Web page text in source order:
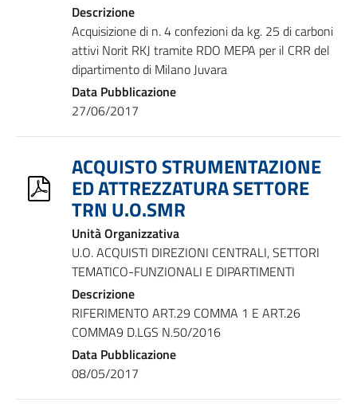
Descrizione
Acquisizione di n. 4 confezioni da kg. 25 di carboni
attivi Norit RKJ tramite RDO MEPA per il CRR del
dipartimento di Milano Juvara
Data Pubblicazione
27/06/2017
ACQUISTO STRUMENTAZIONE
ED ATTREZZATURA SETTORE
TRN U.O.SMR
Unità Organizzativa
U.O. ACQUISTI DIREZIONI CENTRALI, SETTORI
TEMATICO-FUNZIONALI E DIPARTIMENTI
Descrizione
RIFERIMENTO ART.29 COMMA 1 E ART.26
COMMA9 D.LGS N.50/2016
Data Pubblicazione
08/05/2017